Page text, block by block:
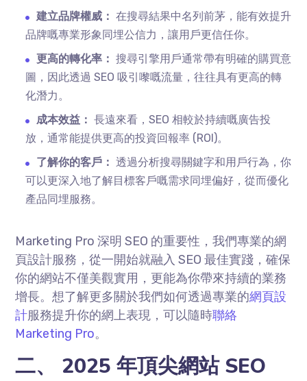
建立品牌權威： 在搜尋結果中名列前茅，能有效提升
品牌嘅專業形象同埋公信力，讓用戶更信任你。
更高的轉化率： 搜尋引擎用戶通常帶有明確的購買意
圖，因此透過 SEO 吸引嚟嘅流量，往往具有更高的轉
化潛力。
成本效益： 長遠來看，SEO 相較於持續嘅廣告投
放，通常能提供更高的投資回報率 (ROI)。
了解你的客戶： 透過分析搜尋關鍵字和用戶行為，你
可以更深入地了解目標客戶嘅需求同埋偏好，從而優化
產品同埋服務。
Marketing Pro 深明 SEO 的重要性，我們專業的網
頁設計服務，從一開始就融入 SEO 最佳實踐，確保
你的網站不僅美觀實用，更能為你帶來持續的業務
增長。想了解更多關於我們如何透過專業的網頁設
計服務提升你的網上表現，可以隨時聯絡
Marketing Pro。
二、 2025 年頂尖網站 SEO